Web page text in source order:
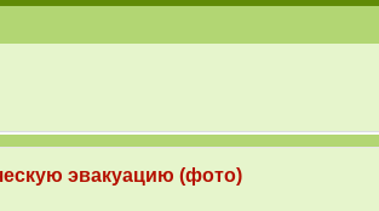
эвакуацию (фото)